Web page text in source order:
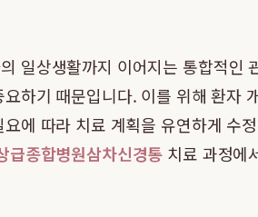
일상생활까지 이어지는 통합적
하기 때문입니다. 이를 위해 환자
에 따라 치료 계획을 유연하게 수
급종합병원삼차신경통 치료 과정에